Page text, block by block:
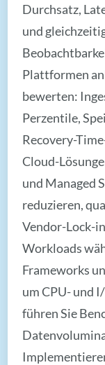
Durchsatz,
und
Plattformen
bewerten:
Perzentile,
Recovery-
Cloud-
und Managed
reduzieren,
Vendor-Lock-
Workloads
Frameworks
um CPU- und
führen Sie